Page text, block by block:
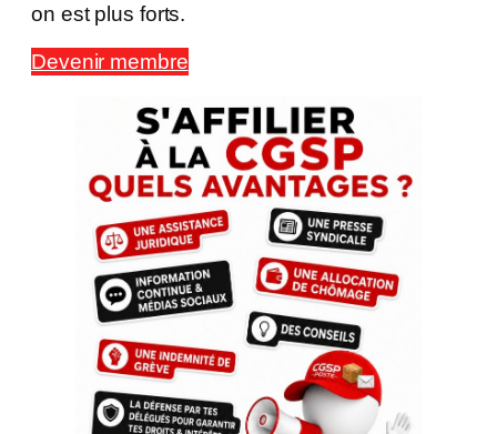
on est plus forts.
Devenir membre